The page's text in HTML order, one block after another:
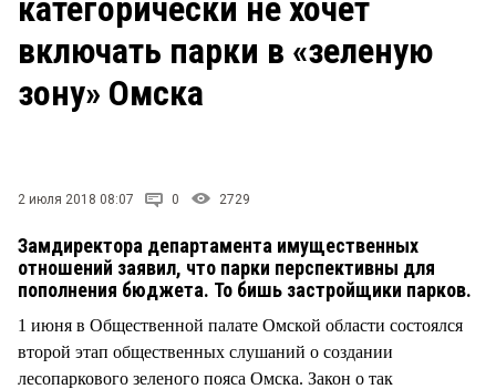
НОВОСТИ КОМПАНИЙ
ПРОИСШЕСТВИЯ
Блоги
Архив
категорически не хочет
включать парки в «зеленую
зону» Омска
2 июля 2018 08:07 0 2729
Замдиректора департамента имущественных
отношений заявил, что парки перспективны для
пополнения бюджета. То бишь застройщики парков.
1 июня в Общественной палате Омской области состоялся
второй этап общественных слушаний о создании
лесопаркового зеленого пояса Омска. Закон о так